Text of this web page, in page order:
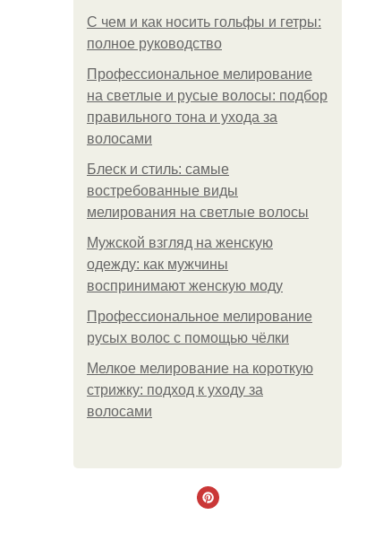
С чем и как носить гольфы и гетры:
полное руководство
Профессиональное мелирование
на светлые и русые волосы: подбор
правильного тона и ухода за
волосами
Блеск и стиль: самые
востребованные виды
мелирования на светлые волосы
Мужской взгляд на женскую
одежду: как мужчины
воспринимают женскую моду
Профессиональное мелирование
русых волос с помощью чёлки
Мелкое мелирование на короткую
стрижку: подход к уходу за
волосами